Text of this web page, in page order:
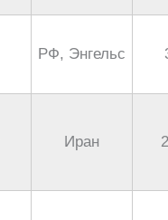
РФ, Энгельс
Иран